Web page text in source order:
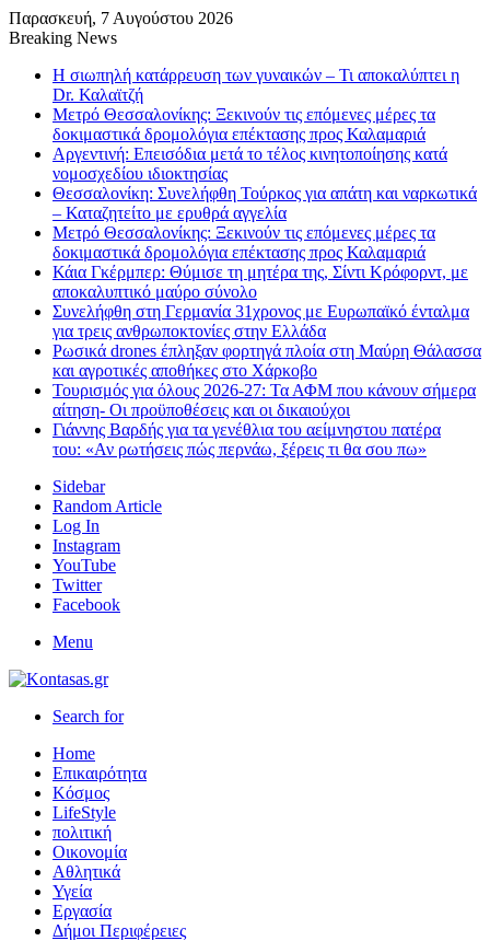
Παρασκευή, 7 Αυγούστου 2026
Breaking News
Η σιωπηλή κατάρρευση των γυναικών – Τι αποκαλύπτει η
Dr. Καλαϊτζή
Μετρό Θεσσαλονίκης: Ξεκινούν τις επόμενες μέρες τα
δοκιμαστικά δρομολόγια επέκτασης προς Καλαμαριά
Αργεντινή: Επεισόδια μετά το τέλος κινητοποίησης κατά
νομοσχεδίου ιδιοκτησίας
Θεσσαλονίκη: Συνελήφθη Τούρκος για απάτη και ναρκωτικά
– Καταζητείτο με ερυθρά αγγελία
Μετρό Θεσσαλονίκης: Ξεκινούν τις επόμενες μέρες τα
δοκιμαστικά δρομολόγια επέκτασης προς Καλαμαριά
Κάια Γκέρμπερ: Θύμισε τη μητέρα της, Σίντι Κρόφορντ, με
αποκαλυπτικό μαύρο σύνολο
Συνελήφθη στη Γερμανία 31χρονος με Ευρωπαϊκό ένταλμα
για τρεις ανθρωποκτονίες στην Ελλάδα
Ρωσικά drones έπληξαν φορτηγά πλοία στη Μαύρη Θάλασσα
και αγροτικές αποθήκες στο Χάρκοβο
Τουρισμός για όλους 2026-27: Τα ΑΦΜ που κάνουν σήμερα
αίτηση- Οι προϋποθέσεις και οι δικαιούχοι
Γιάννης Βαρδής για τα γενέθλια του αείμνηστου πατέρα
του: «Αν ρωτήσεις πώς περνάω, ξέρεις τι θα σου πω»
Sidebar
Random Article
Log In
Instagram
YouTube
Twitter
Facebook
Menu
Search for
Home
Επικαιρότητα
Κόσμος
LifeStyle
πολιτική
Οικονομία
Αθλητικά
Υγεία
Εργασία
Δήμοι Περιφέρειες